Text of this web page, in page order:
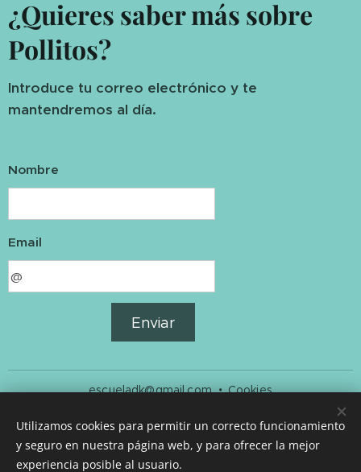
¿Quieres saber más sobre
Pollitos?
Introduce tu correo electrónico y te
mantendremos al día.
Nombre
Email
Enviar
escueladk@gmail.com Cookies
Idiomas
Español
English
Utilizamos cookies para permitir un correcto funcionamiento
y seguro en nuestra página web, y para ofrecer la mejor
experiencia posible al usuario.